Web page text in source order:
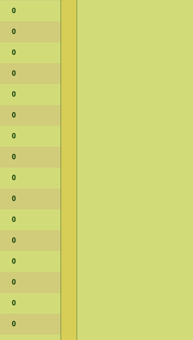
0
0
0
0
0
0
0
0
0
0
0
0
0
0
0
0